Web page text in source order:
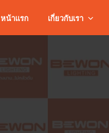
หน้าแรก เกี่ยวกับเรา